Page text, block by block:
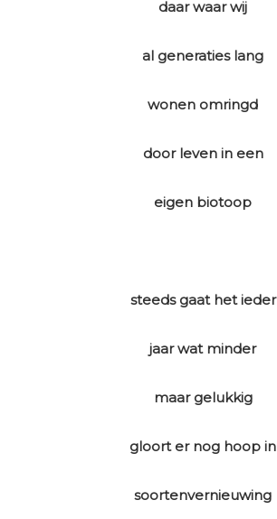
daar waar wij
al generaties lang
wonen omringd
door leven in een
eigen biotoop
steeds gaat het ieder
jaar wat minder
maar gelukkig
gloort er nog hoop in
soortenvernieuwing